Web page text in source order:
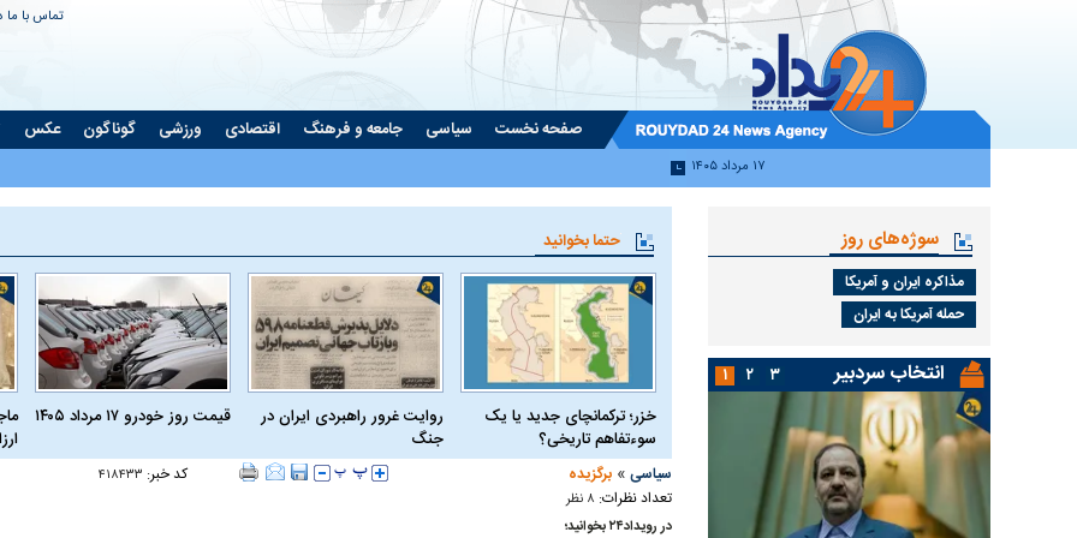
تماس با ما
صفحه نخست سیاسی جامعه و فرهنگ اقتصادی ورزشی گوناگون عکس
۱۷ مرداد ۱۴۰۵
حتما بخوانید
خزر؛ ترکمانچای جدید یا یک
سوءتفاهم تاریخی؟
روایت غرور راهبردی ایران در
جنگ
قیمت روز خودرو ۱۷ مرداد ۱۴۰۵
سیاسی » برگزیده کد خبر: ۴۱۸۴۳۳
تعداد نظرات: ۸ نظر
در رویداد۲۴ بخوانید؛
سوژه‌های روز
مذاکره ایران و آمریکا
حمله آمریکا به ایران
انتخاب سردبیر ۱ ۲ ۳